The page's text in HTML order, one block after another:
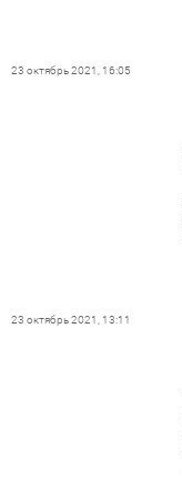
23 октябрь 2021, 16:05
23 октябрь 2021, 13:11